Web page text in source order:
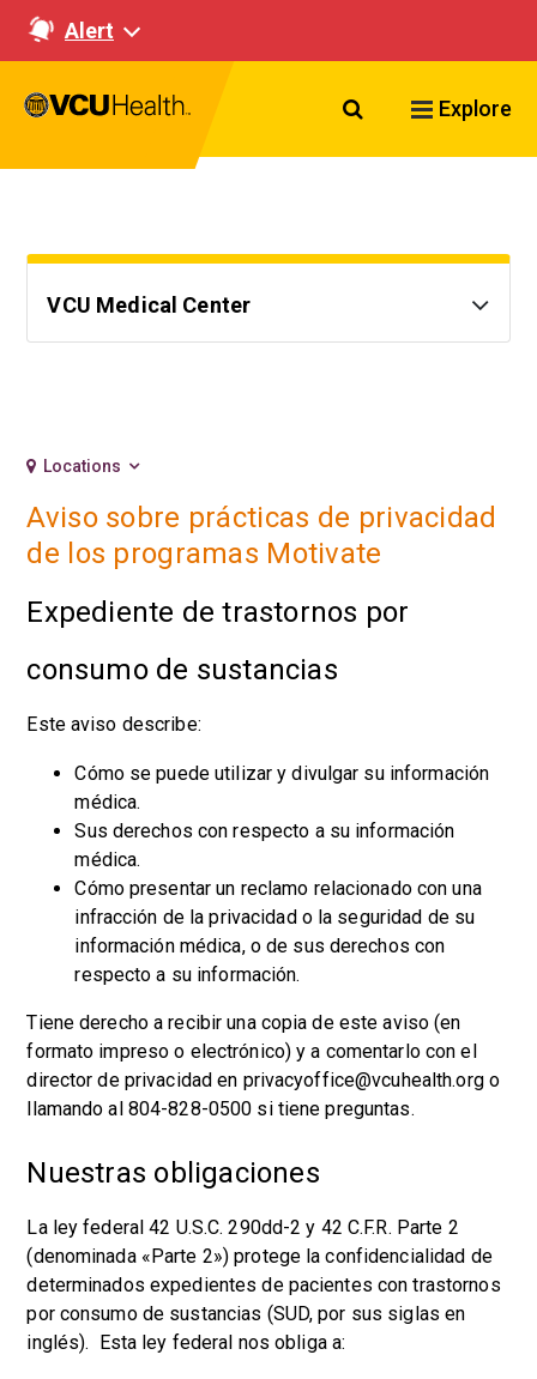
Alert
Search VCU
Explore
VCU Medical Center
Locations
Aviso sobre prácticas de privacidad
de los programas Motivate
Expediente de trastornos por
consumo de sustancias
Este aviso describe:
Cómo se puede utilizar y divulgar su información
médica.
Sus derechos con respecto a su información
médica.
Cómo presentar un reclamo relacionado con una
infracción de la privacidad o la seguridad de su
información médica, o de sus derechos con
respecto a su información.
Tiene derecho a recibir una copia de este aviso (en
formato impreso o electrónico) y a comentarlo con el
director de privacidad en privacyoffice@vcuhealth.org o
llamando al 804-828-0500 si tiene preguntas.
Nuestras obligaciones
La ley federal 42 U.S.C. 290dd-2 y 42 C.F.R. Parte 2
(denominada «Parte 2») protege la confidencialidad de
determinados expedientes de pacientes con trastornos
por consumo de sustancias (SUD, por sus siglas en
inglés). Esta ley federal nos obliga a: